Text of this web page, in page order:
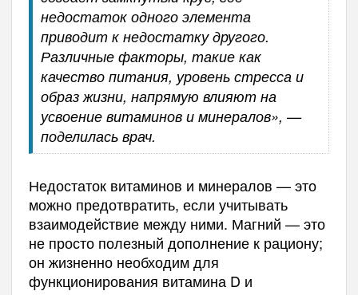
недостаток одного элемента
приводит к недостатку другого.
Различные факторы, такие как
качество питания, уровень стресса и
образ жизни, напрямую влияют на
усвоение витаминов и минералов», —
поделилась врач.
Недостаток витаминов и минералов — это
можно предотвратить, если учитывать
взаимодействие между ними. Магний — это
не просто полезный дополнение к рациону;
он жизненно необходим для
функционирования витамина D и